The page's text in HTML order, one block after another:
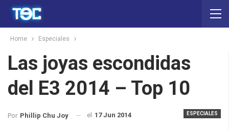
Home Especiales
Las joyas escondidas
del E3 2014 – Top 10
ESPECIALES
Por Phillip Chu Joy el 17 Jun 2014